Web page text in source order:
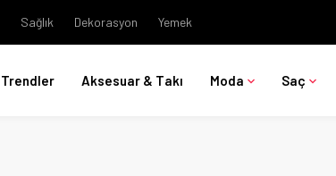
Sağlık Dekorasyon Yemek
Trendler Aksesuar & Takı Moda Saç